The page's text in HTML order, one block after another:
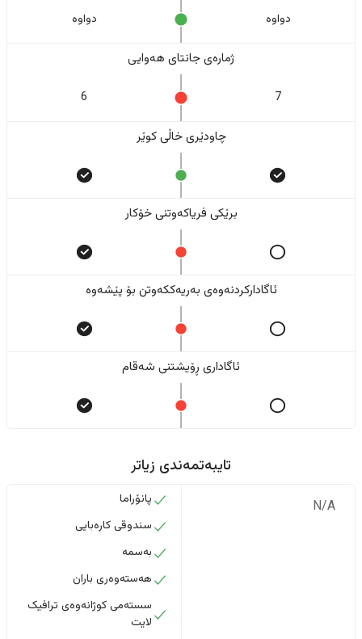
دواوە دواوە
ژمارەی جانتای هەوایی
7
6
چاودێری خاڵی کوێر
برێکی فریاکەوتنی خۆکار
ئاگادارکردنەوەی بەریەککەوتن بۆ پێشەوە
ئاگاداری ڕۆیشتنی شەقام
تایبەتمەندی زیاتر
N/A
پانۆراما
سندوقی کارەبایی
بەسمە
هەستەوەری باران
سستەمی کوژانەوەی ترافیک
لایت